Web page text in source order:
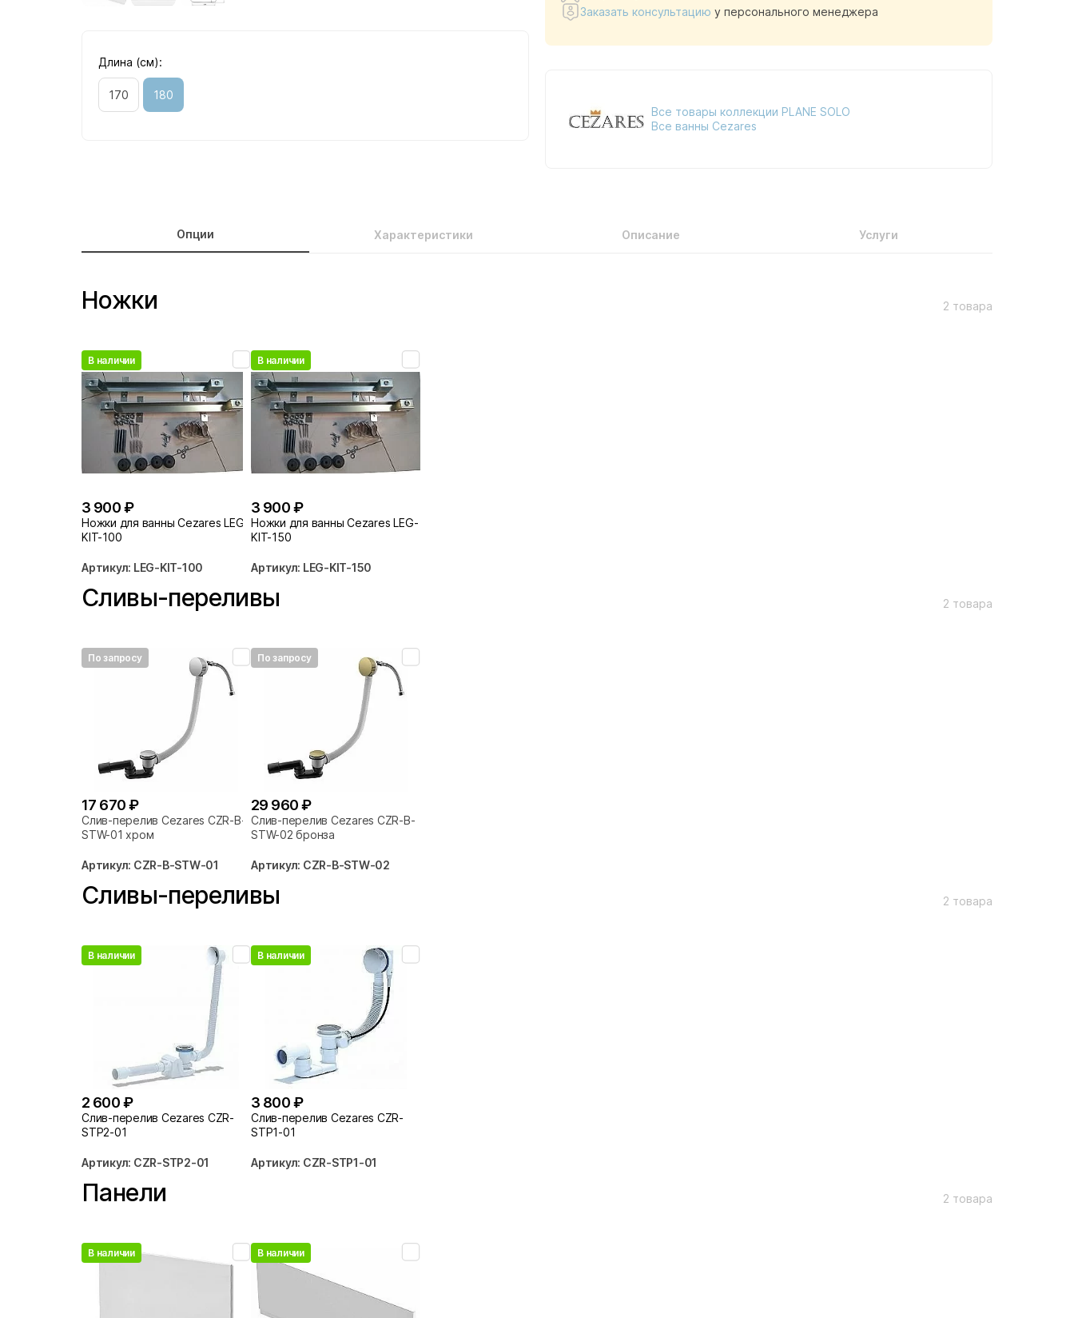
Длина (см):
170 180
Заказать консультацию у персонального менеджера
Все товары коллекции PLANE SOLO
Все ванны Cezares
Опции Характеристики Описание Услуги
Ножки 2 товара
В наличии
3 900 ₽
Ножки для ванны Cezares LEG-
KIT-100
Артикул: LEG-KIT-100
В наличии
3 900 ₽
Ножки для ванны Cezares LEG-
KIT-150
Артикул: LEG-KIT-150
Сливы-переливы 2 товара
По запросу
17 670 ₽
Слив-перелив Cezares CZR-B-
STW-01 хром
Артикул: CZR-B-STW-01
По запросу
29 960 ₽
Слив-перелив Cezares CZR-B-
STW-02 бронза
Артикул: CZR-B-STW-02
Сливы-переливы 2 товара
В наличии
2 600 ₽
Слив-перелив Cezares CZR-
STP2-01
Артикул: CZR-STP2-01
В наличии
3 800 ₽
Слив-перелив Cezares CZR-
STP1-01
Артикул: CZR-STP1-01
Панели 2 товара
В наличии В наличии